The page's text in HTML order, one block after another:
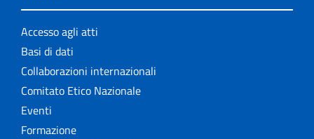
Accesso agli atti
Basi di dati
Collaborazioni internazionali
Comitato Etico Nazionale
Eventi
Formazione